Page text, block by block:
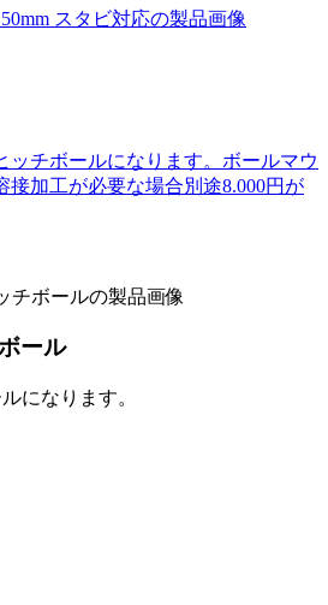
ッチボールになります。ボールマウ
接加工が必要な場合別途8.000円が
ール
になります。